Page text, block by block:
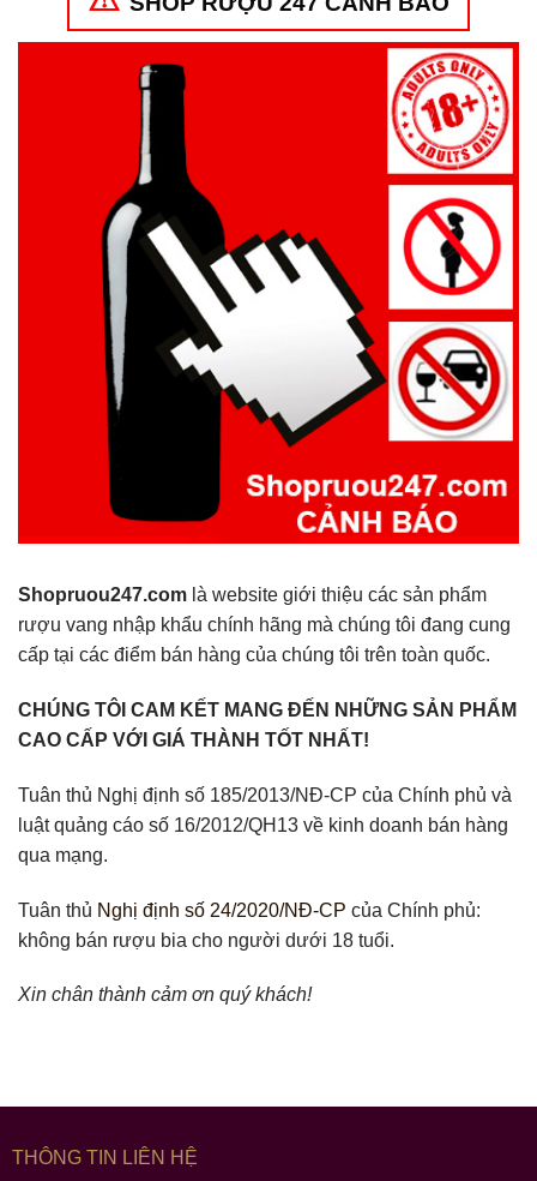
Shopruou247.com là website giới thiệu các sản phẩm
rượu vang nhập khẩu chính hãng mà chúng tôi đang cung
cấp tại các điểm bán hàng của chúng tôi trên toàn quốc.
CHÚNG TÔI CAM KẾT MANG ĐẾN NHỮNG SẢN PHẨM
CAO CẤP VỚI GIÁ THÀNH TỐT NHẤT!
Tuân thủ Nghị định số 185/2013/NĐ-CP của Chính phủ và
luật quảng cáo số 16/2012/QH13 về kinh doanh bán hàng
qua mạng.
Tuân thủ Nghị định số 24/2020/NĐ-CP của Chính phủ:
không bán rượu bia cho người dưới 18 tuổi.
Xin chân thành cảm ơn quý khách!
THÔNG TIN LIÊN HỆ